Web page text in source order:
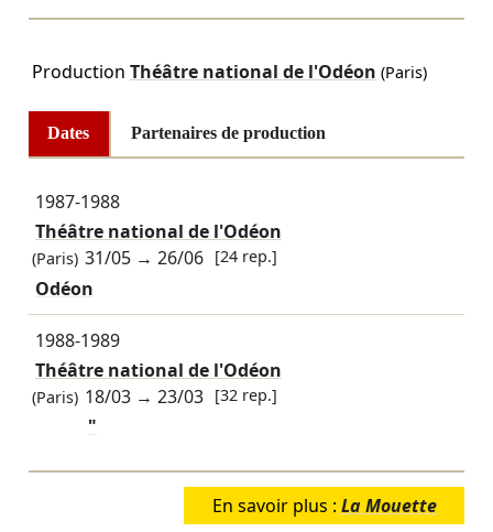
Production Théâtre national de l'Odéon (Paris)
Dates Partenaires de production
1987-1988
Théâtre national de l'Odéon
(Paris) 31/05 →26/06 [24 rep.]
Odéon
1988-1989
Théâtre national de l'Odéon
(Paris) 18/03 →23/03 [32 rep.]
"
En savoir plus : La Mouette